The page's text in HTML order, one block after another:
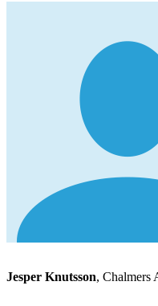
Jesper Knutsson, Chalmers